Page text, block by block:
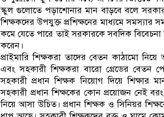
স্কুল গুলোতে পড়াশোনার মান বাড়বে বলে
শিক্ষকদের উপযুক্ত প্রশিক্ষনের মাধ্যমে
কমে যেতে পারে তাই সরকারকে সবদিক
করেন।
প্রাইমারি শিক্ষকরা তাদের বেতন কাঠামো নিয়ে
এবং সহকারী শিক্ষকরা বারো গ্রেডের বেতন
সহকারী প্রধান শিক্ষক নিয়োগ দিয়ে শিক্ষার
সহকারী প্রধান শিক্ষকের কোন প্রয়োজন নেই
নিয়ে আসা উচিত। প্রধান শিক্ষক ও সিনিয়র